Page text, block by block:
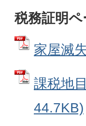
税務証明
家屋滅
課税地
44.7KB)